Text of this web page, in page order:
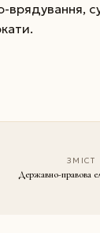
врядування,
ЗМІСТ
Державно-правова